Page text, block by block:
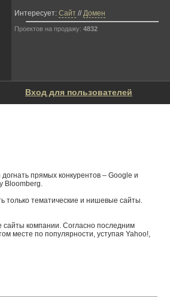
Интересует: Сайт //Домен
Проектов на продажу: 4832
Вход для пользователей
прямых конкурентов – Google и
Bloomberg.
только тематические и нишевые сайты.
сайты компании. Согласно последним
месте по популярности, уступая Yahoo!,